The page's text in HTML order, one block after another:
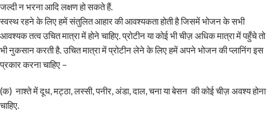
जल्दी न भरना आदि लक्षण हो सकते हैं.
स्वस्थ रहने के लिए हमें संतुलित आहार की आवश्यकता होती है जिसमें भोजन के सभी
आवश्यक तत्व उचित मात्रा में होने चाहिए. प्रोटीन या कोई भी चीज़ अधिक मात्रा में पहुँचे तो
भी नुकसान करती है. उचित मात्रा में प्रोटीन लेने के लिए हमें अपने भोजन की प्लानिंग इस
प्रकार करना चाहिए –
(क) नाश्ते में दूध, मट्ठा, लस्सी, पनीर, अंडा, दाल, चना या बेसन की कोई चीज़ अवश्य होना
चाहिए.